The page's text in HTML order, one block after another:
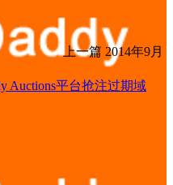
上一篇 2014年9月
Auctions平台抢注过期域